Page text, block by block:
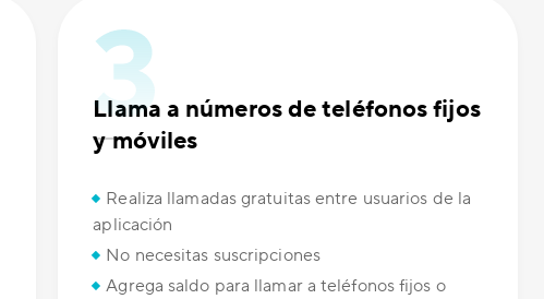
Llama a números de teléfonos fijos
y móviles
Realiza llamadas gratuitas entre usuarios de la
aplicación
No necesitas suscripciones
Agrega saldo para llamar a teléfonos fijos o